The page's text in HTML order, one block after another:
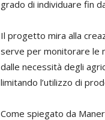
grado di individuare fin
Il progetto mira alla
serve per monitorare le
dalle necessità degli
limitando l’utilizzo di
Come spiegato da